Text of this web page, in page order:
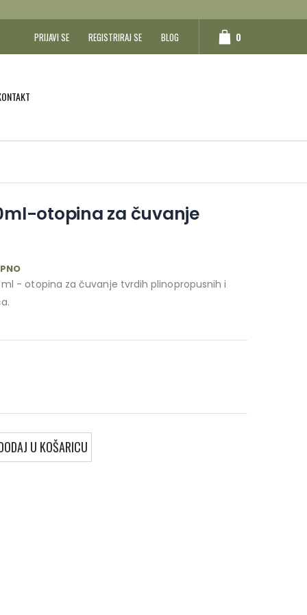
PRIJAVI SE REGISTRIRAJ SE BLOG 0
otopina za čuvanje
ml - otopina za čuvanje tvrdih plinopropusnih i
U KOŠARICU